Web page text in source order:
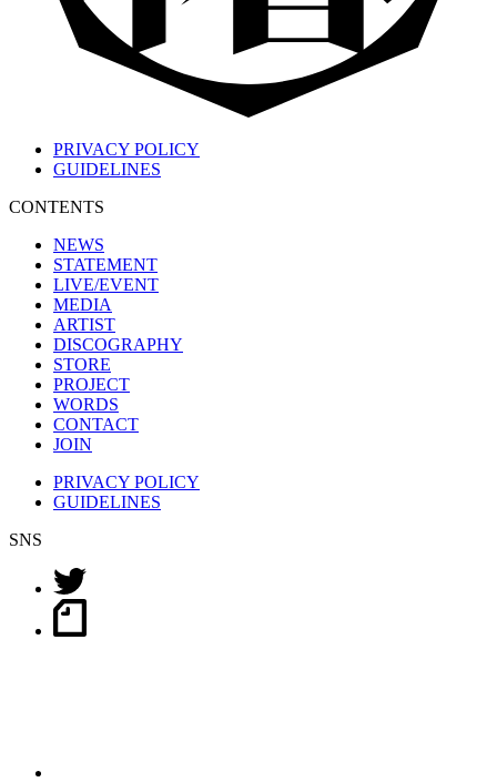
PRIVACY POLICY
GUIDELINES
CONTENTS
NEWS
STATEMENT
LIVE/EVENT
MEDIA
ARTIST
DISCOGRAPHY
STORE
PROJECT
WORDS
CONTACT
JOIN
PRIVACY POLICY
GUIDELINES
SNS